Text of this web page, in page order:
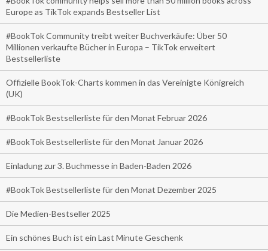
Europe as TikTok expands Bestseller List
#BookTok Community treibt weiter Buchverkäufe: Über 50
Millionen verkaufte Bücher in Europa – TikTok erweitert
Bestsellerliste
Offizielle BookTok-Charts kommen in das Vereinigte Königreich
(UK)
#BookTok Bestsellerliste für den Monat Februar 2026
#BookTok Bestsellerliste für den Monat Januar 2026
Einladung zur 3. Buchmesse in Baden-Baden 2026
#BookTok Bestsellerliste für den Monat Dezember 2025
Die Medien-Bestseller 2025
Ein schönes Buch ist ein Last Minute Geschenk